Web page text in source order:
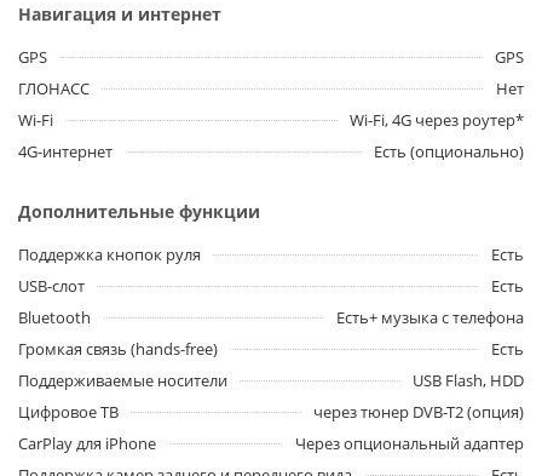
Навигация и интернет
GPS
GPS
ГЛОНАСС
Нет
Wi-Fi
Wi-Fi, 4G через роутер*
4G-интернет
Есть (опционально)
Дополнительные функции
Поддержка кнопок руля
Есть
USB-слот
Есть
Bluetooth
Есть+ музыка с телефона
Громкая связь (hands-free)
Есть
Поддерживаемые носители
USB Flash, HDD
Цифровое ТВ
через тюнер DVB-T2 (опция)
CarPlay для iPhone
Через опциональный адаптер